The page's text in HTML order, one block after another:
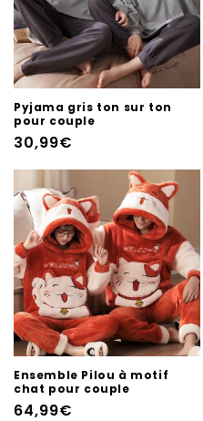
Pyjama gris ton sur ton
pour couple
Prix
habituel
30,99€
Ensemble Pilou à motif
chat pour couple
Prix
64,99€